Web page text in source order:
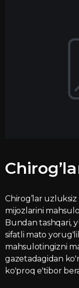
Chirog’lar
mijozlarini
Bundan tashqari,
sifatli mato
mahsulotingizni
gazetadagidan
ko'proq e'tibor